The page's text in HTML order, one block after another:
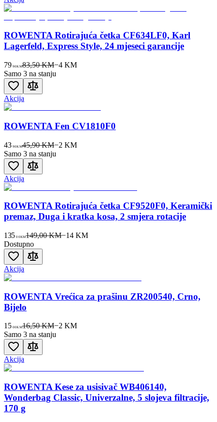
ROWENTA Rotirajuća četka CF634LF0, Karl
Lagerfeld, Express Style, 24 mjeseci garancije
79 90KM83,50 KM−4KM
Samo 3 na stanju
Akcija
ROWENTA Fen CV1810F0
43 90KM45,90 KM−2 KM
Samo 3 na stanju
Akcija
ROWENTA Rotirajuća četka CF9520F0, Keramički
premaz, Duga i kratka kosa, 2 smjera rotacije
135 00KM149,00 KM−14 KM
Dostupno
Akcija
ROWENTA Vrećica za prašinu ZR200540, Crno,
Bijelo
15 00KM16,50 KM−2 KM
Samo 3 na stanju
Akcija
ROWENTA Kese za usisivač WB406140,
Wonderbag Classic, Univerzalne, 5 slojeva filtracije,
170 g